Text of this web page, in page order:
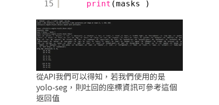
15
print (masks )
從API我們可以得知，若我們使用的是
yolo-seg，則吐回的座標資訊可參考這個
返回值